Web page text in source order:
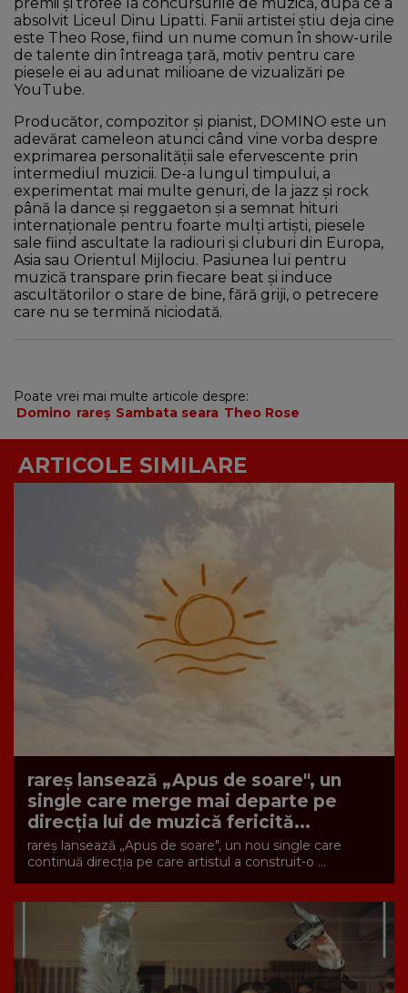
absolvit Liceul Dinu Lipatti. Fanii artistei știu deja cine
este Theo Rose, fiind un nume comun în show-urile
de talente din întreaga țară, motiv pentru care
piesele ei au adunat milioane de vizualizări pe
YouTube.
Producător, compozitor și pianist, DOMINO este un
adevărat cameleon atunci când vine vorba despre
exprimarea personalității sale efervescente prin
intermediul muzicii. De-a lungul timpului, a
experimentat mai multe genuri, de la jazz și rock
până la dance și reggaeton și a semnat hituri
internaționale pentru foarte mulți artiști, piesele
sale fiind ascultate la radiouri și cluburi din Europa,
Asia sau Orientul Mijlociu. Pasiunea lui pentru
muzică transpare prin fiecare beat și induce
ascultătorilor o stare de bine, fără griji, o petrecere
care nu se termină niciodată.
Poate vrei mai multe articole despre:
Domino rareș Sambata seara Theo Rose
ARTICOLE SIMILARE
rareș lansează „Apus de soare", un
single care merge mai departe pe
direcția lui de muzică fericită...
rareș lansează „Apus de soare", un nou single care
continuă direcția pe care artistul a construit-o ...